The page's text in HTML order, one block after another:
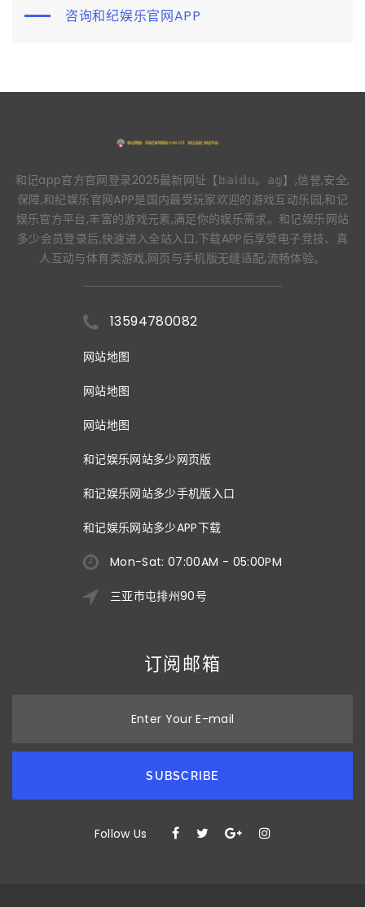
咨询和纪娱乐官网APP
和记app官方官网登录2025最新网址【𝕓𝕒𝕚𝕕𝕦。𝕒𝕘】,信誉,安全,
保障,和纪娱乐官网APP是国内最受玩家欢迎的游戏互动乐园,和记
娱乐官方平台,丰富的游戏元素,满足你的娱乐需求。和记娱乐网站
多少会员登录后,快速进入全站入口,下载APP后享受电子竞技、真
人互动与体育类游戏,网页与手机版无缝适配,流畅体验。
13594780082
网站地图
网站地图
网站地图
和记娱乐网站多少网页版
和记娱乐网站多少手机版入口
和记娱乐网站多少APP下载
Mon-Sat: 07:00AM - 05:00PM
三亚市屯排州90号
订阅邮箱
Enter Your E-mail
SUBSCRIBE
Follow Us